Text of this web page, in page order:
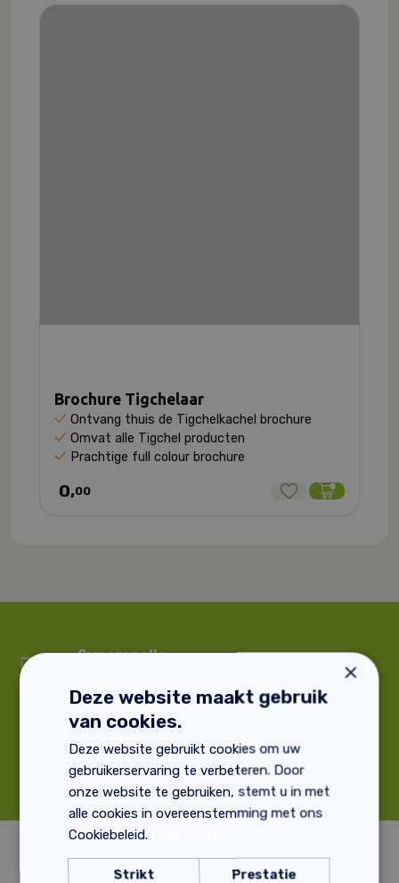
Brochure Tigchelaar
Ontvang thuis de Tigchelkachel brochure
Omvat alle Tigchel producten
Prachtige full colour brochure
0,00
Supersnelle
Deskundig advies
Professionele bouwmaterialen
9.3 klantenbeoordeling
×
Deze website maakt gebruik
van cookies.
Deze website gebruikt cookies om uw
gebruikerservaring te verbeteren. Door
onze website te gebruiken, stemt u in met
alle cookies in overeenstemming met ons
Cookiebeleid.
Strikt
Prestatie